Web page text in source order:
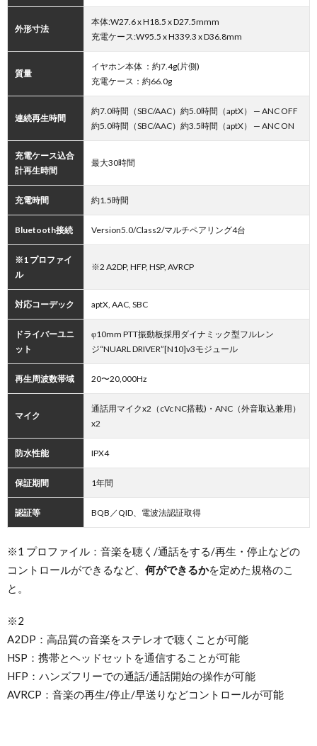
外形寸法
本体:W27.6 x H18.5 x D27.5mmm
充電ケース:W95.5 x H339.3 x D36.8mm
質量
イヤホン本体 ：約7.4g(片側)
充電ケース：約66.0g
連続再生時間
約7.0時間（SBC/AAC）約5.0時間（aptX） — ANC OFF
約5.0時間（SBC/AAC）約3.5時間（aptX） — ANC ON
充電ケース込合
計再生時間
最大30時間
充電時間 約1.5時間
Bluetooth接続 Version5.0/Class2/マルチペアリング4台
※1 プロファイ
ル
※2 A2DP, HFP, HSP, AVRCP
対応コーデック aptX, AAC, SBC
ドライバーユニ
ット
φ10mm PTT振動板採用ダイナミック型フルレン
ジ“NUARL DRIVER”[N10]v3モジュール
再生周波数帯域 20〜20,000Hz
マイク
通話用マイクx2（cVc NC搭載)・ANC（外音取込兼用）
x2
防水性能 IPX4
保証期間 1年間
認証等 BQB／QID、電波法認証取得
※1 プロファイル：音楽を聴く/通話をする/再生・停止などの
コントロールができるなど、 何ができるかを定めた規格のこ
と。
※2
A2DP：高品質の音楽をステレオで聴くことが可能
HSP：携帯とヘッドセットを通信することが可能
HFP：ハンズフリーでの通話/通話開始の操作が可能
AVRCP：音楽の再生/停止/早送りなどコントロールが可能